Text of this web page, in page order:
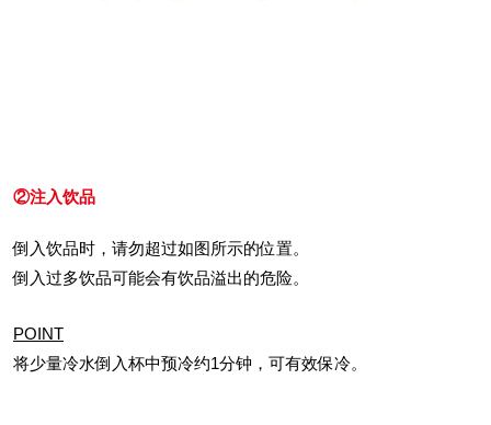
②注入饮品
倒入饮品时，请勿超过如图所示的位置。
倒入过多饮品可能会有饮品溢出的危险。
POINT
将少量冷水倒入杯中预冷约1分钟，可有效保冷。